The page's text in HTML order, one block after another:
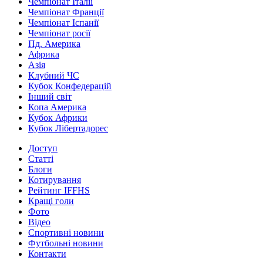
Чемпіонат Франції
Чемпіонат Іспанії
Чемпіонат росії
Пд. Америка
Африка
Азія
Клубний ЧС
Кубок Конфедерацій
Інший світ
Копа Америка
Кубок Африки
Кубок Лібертадорес
Доступ
Статті
Блоги
Котирування
Рейтинг IFFHS
Кращі голи
Фото
Відео
Спортивні новини
Футбольні новини
Контакти